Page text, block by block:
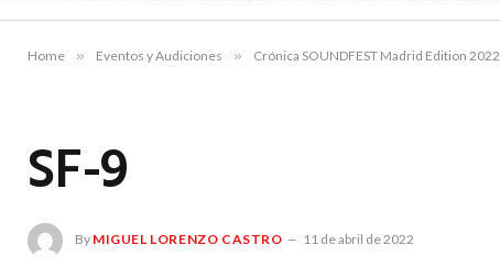
Home » Eventos y Audiciones » Crónica SOUNDFEST Madrid Edition 2022
SF-9
By MIGUEL LORENZO CASTRO 11 de abril de 2022